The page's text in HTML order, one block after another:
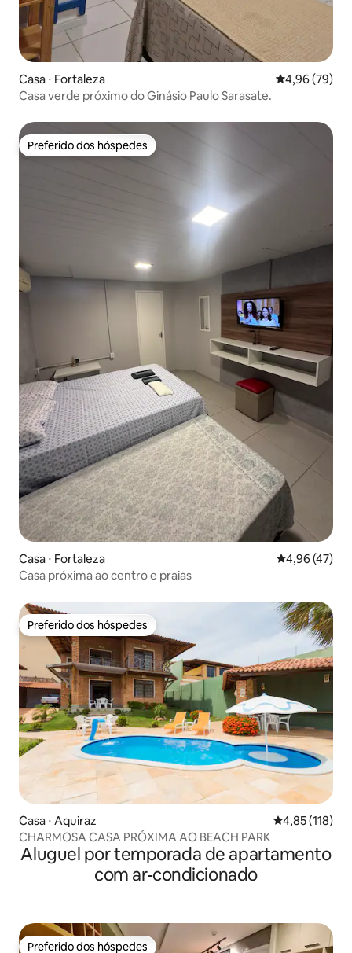
Casa ⋅ Fortaleza 4,96 de uma
4,96 (79)
Casa verde próximo do Ginásio Paulo Sarasate.
Preferido dos hóspedes
Preferido dos hóspedes
Casa ⋅ Fortaleza 4,96 de uma
4,96 (47)
Casa próxima ao centro e praias
Preferido dos hóspedes
Preferido dos hóspedes
Casa ⋅ Aquiraz 4,85 de uma
4,85 (118)
CHARMOSA CASA PRÓXIMA AO BEACH PARK
Aluguel por temporada de apartamento
com ar-condicionado
Preferido dos hóspedes